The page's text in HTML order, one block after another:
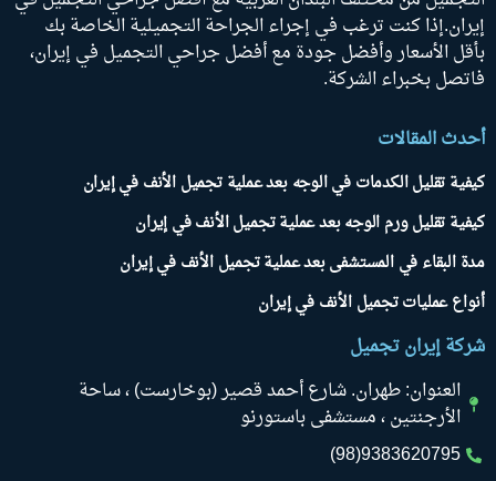
إيران.إذا كنت ترغب في إجراء الجراحة التجميلية الخاصة بك
بأقل الأسعار وأفضل جودة مع أفضل جراحي التجميل في إيران،
فاتصل بخبراء الشركة.
أحدث المقالات
كيفية تقليل الكدمات في الوجه بعد عملية تجميل الأنف في إيران
كيفية تقليل ورم الوجه بعد عملية تجميل الأنف في إيران
مدة البقاء في المستشفى بعد عملية تجميل الأنف في إيران
أنواع عمليات تجميل الأنف في إيران
شركة إيران تجميل
العنوان: طهران. شارع أحمد قصير (بوخارست) ، ساحة
الأرجنتين ، مستشفى باستورنو
9383620795(98)